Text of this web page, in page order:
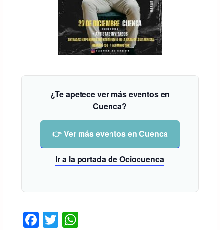
¿Te apetece ver más eventos en
Cuenca?
👉 Ver más eventos en Cuenca
Ir a la portada de Ociocuenca
F T W